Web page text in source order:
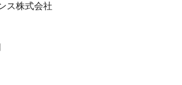
ス株式会社